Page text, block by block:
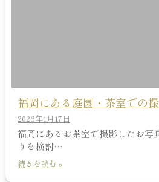
福岡にある庭園・茶室での
2026年1月17日
福岡にあるお茶室で撮影したお写
りを検討…
続きを読む »